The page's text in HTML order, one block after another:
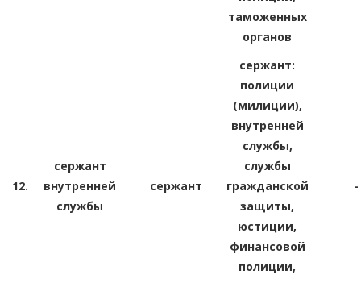
таможенных
органов
12.
сержант
внутренней
службы
сержант
сержант:
полиции
(милиции),
внутренней
службы,
службы
гражданской
защиты,
юстиции,
финансовой
полиции,
-